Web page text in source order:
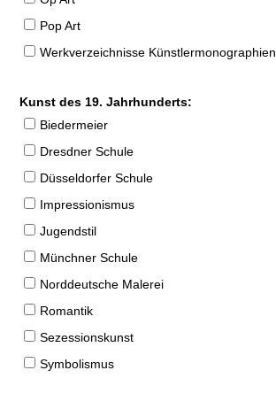
Pop Art
Werkverzeichnisse Künstlermonographien
Kunst des 19. Jahrhunderts:
Biedermeier
Dresdner Schule
Düsseldorfer Schule
Impressionismus
Jugendstil
Münchner Schule
Norddeutsche Malerei
Romantik
Sezessionskunst
Symbolismus